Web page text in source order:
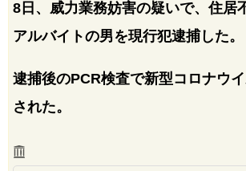
8日、威力業務妨害の疑いで、住居
アルバイトの男を現行犯逮捕した。
逮捕後のPCR検査で新型コロナウ
された。